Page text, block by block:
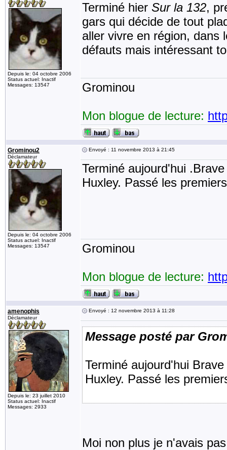
Depuis le: 04 octobre 2006
Status actuel: Inactif
Messages: 13547
Terminé hier Sur la 132,
gars qui décide de tout
aller vivre en région, dans
défauts mais intéressant
Grominou
Mon blogue de lecture:
Grominou2
Déclamateur
Depuis le: 04 octobre 2006
Status actuel: Inactif
Messages: 13547
Envoyé : 11 novembre 2013 à 21:45
Terminé aujourd'hui
Huxley. Passé les
Grominou
Mon blogue de lecture:
amenophis
Déclamateur
Depuis le: 23 juillet 2010
Status actuel: Inactif
Messages: 2933
Envoyé : 12 novembre 2013 à 11:28
Message posté par
Terminé aujourd'hui
Huxley. Passé les
Moi non plus je n'avais